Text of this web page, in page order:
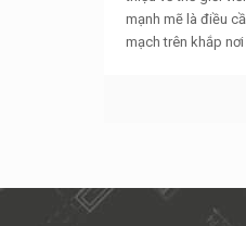
mạnh mẽ là điều
mạch trên khắp nơi